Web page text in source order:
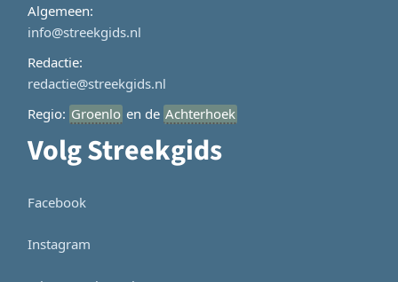
Algemeen:
info@streekgids.nl
Redactie:
redactie@streekgids.nl
Regio: Groenlo en de Achterhoek
Volg Streekgids
Facebook
Instagram